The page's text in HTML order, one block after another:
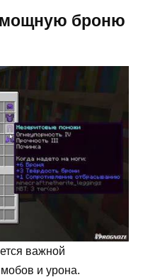
мощную броню
важной
и урона.